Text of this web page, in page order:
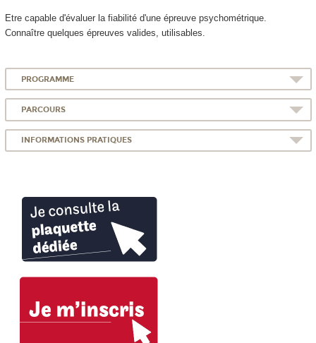
Etre capable d'évaluer la fiabilité d'une épreuve psychométrique.
Connaître quelques épreuves valides, utilisables.
PROGRAMME
PARCOURS
INFORMATIONS PRATIQUES